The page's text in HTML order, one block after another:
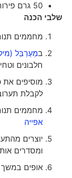
50 גרם פירורי עוגיות
שלבי הכנה
מחממים תנור ל-180
במְעַרְבֵּל
חלבונים
מוסיפים את
לקבלת
מחממים תנור ל- 180 מעלות
אפייה
יוצרים
ומסדרים
אופים במשך 8-7 דקות עד להזהבה קלה